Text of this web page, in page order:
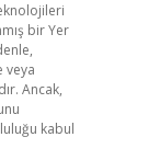
bir Yer
veya
Ancak,
kabul